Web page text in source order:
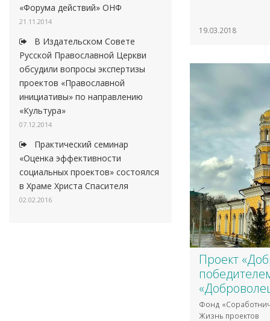
«Форума действий» ОНФ
21.11.2014
В Издательском Совете
Русской Православной Церкви
обсудили вопросы экспертизы
проектов «Православной
инициативы» по направлению
«Культура»
07.12.2014
Практический семинар
«Оценка эффективности
социальных проектов» состоялся
в Храме Христа Спасителя
02.02.2016
19.03.2018
Проект
Фонд
Жизнь проектов